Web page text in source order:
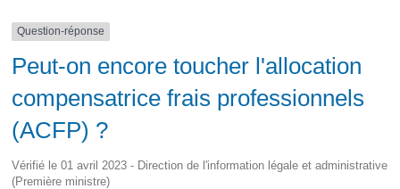
Question-réponse
Peut-on encore toucher l'allocation
compensatrice frais professionnels
(ACFP) ?
Vérifié le 01 avril 2023 - Direction de l'information légale et administrative
(Première ministre)